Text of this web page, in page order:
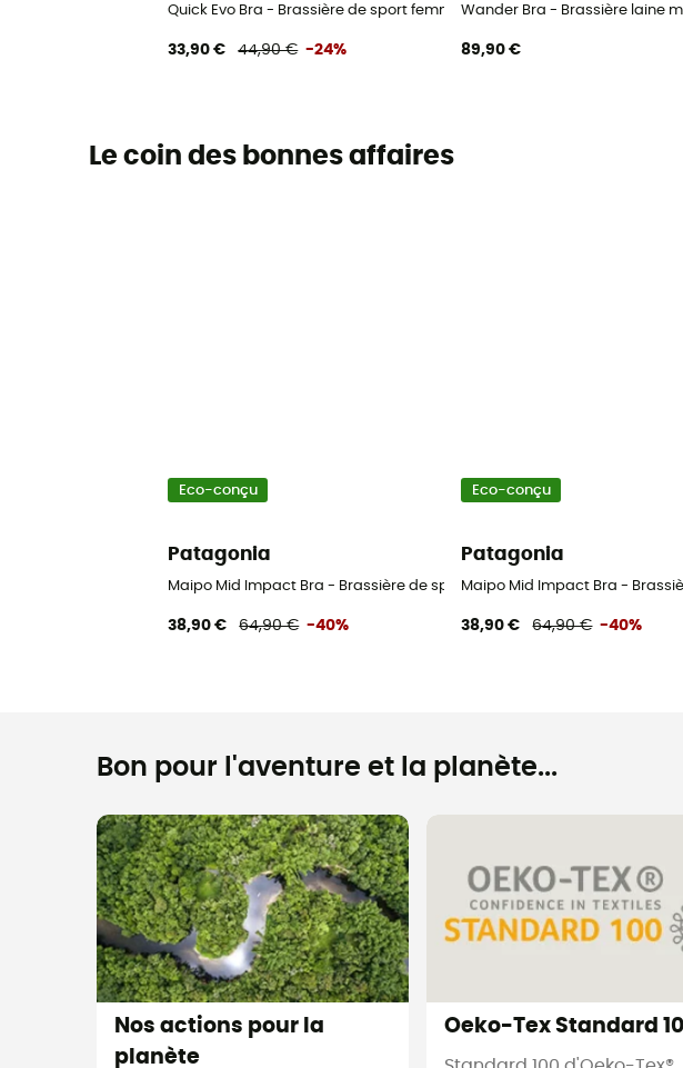
Quick Evo Bra - Brassière de sport femme
33,90 € 44,90 € -24%
Wander Bra - Brassière laine
89,90 €
Le coin des bonnes affaires
Eco-conçu
Patagonia
Maipo Mid Impact Bra - Brassière de sport femme
38,90 € 64,90 € -40%
Eco-conçu
Patagonia
Maipo Mid Impact Bra -
38,90 € 64,90 € -40%
Bon pour l'aventure et la planète...
Nos actions pour la
planète
Oeko-Tex Standard